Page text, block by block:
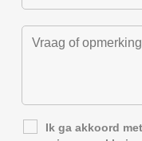
Ik ga akkoord